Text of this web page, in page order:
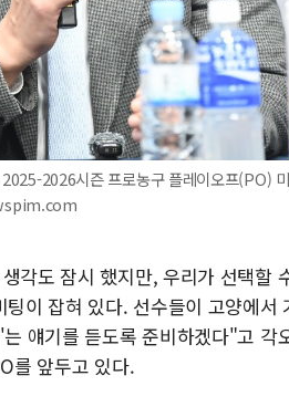
2026시즌 프로농구 플레이오프(PO)
각도 잠시 했지만, 우리가 선택할
이 잡혀 있다. 선수들이 고양에서
얘기를 듣도록 준비하겠다"고 각
를 앞두고 있다.